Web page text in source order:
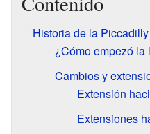
Historia de la
¿Cómo empezó
Cambios y
Extensión
Extensiones